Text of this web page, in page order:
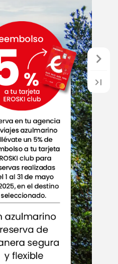
entuagencia
viajesazulmarino
llévate un 5%de
a tutarjeta
club para
realizadas
1 al 31de mayo
en eldestino
seleccionado.
azulmarino
reserva de
segura
y flexible
atu tarjeta
EROSKI club
%